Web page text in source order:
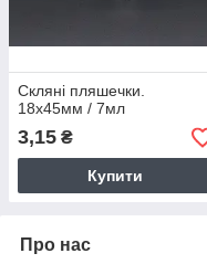
Скляні пляшечки.
18х45мм / 7мл
3,15 ₴
Купити
Про нас